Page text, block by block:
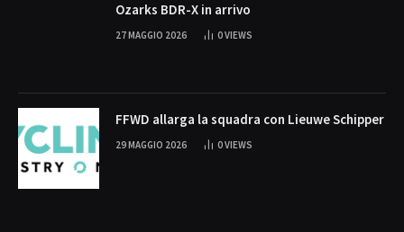
Ozarks BDR-X in arrivo
27 MAGGIO 2026 0VIEWS
FFWD allarga la squadra con Lieuwe Schipper
29 MAGGIO 2026 0VIEWS